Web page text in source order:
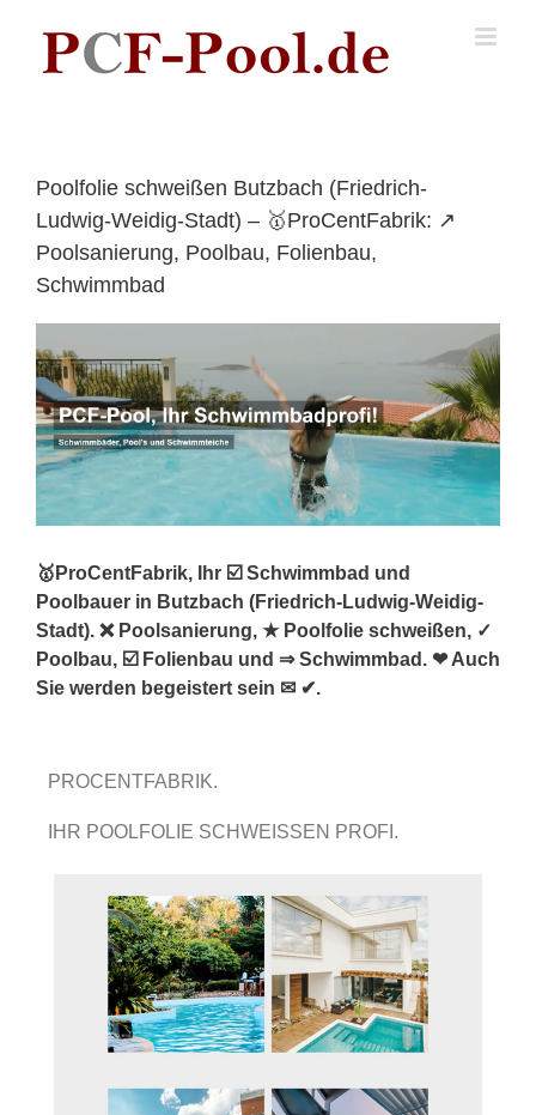
content
Poolfolie schweißen Butzbach (Friedrich-
Ludwig-Weidig-Stadt) – 🥇ProCentFabrik: ↗️
Poolsanierung, Poolbau, Folienbau,
Schwimmbad
🥇ProCentFabrik, Ihr ☑️ Schwimmbad und
Poolbauer in Butzbach (Friedrich-Ludwig-Weidig-
Stadt). ❌ Poolsanierung, ★ Poolfolie schweißen, ✓
Poolbau, ☑️ Folienbau und ⇒ Schwimmbad. ❤ Auch
Sie werden begeistert sein ✉ ✔.
PROCENTFABRIK.
IHR POOLFOLIE SCHWEISSEN PROFI.